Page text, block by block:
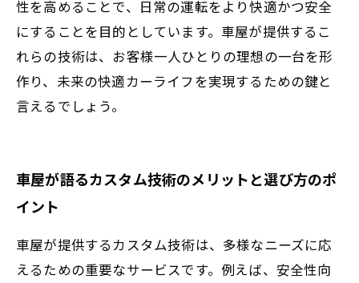
性を高めることで、日常の運転をより快適かつ安全
にすることを目的としています。車屋が提供するこ
れらの技術は、お客様一人ひとりの理想の一台を形
作り、未来の快適カーライフを実現するための鍵と
言えるでしょう。
車屋が語るカスタム技術のメリットと選び方のポ
イント
車屋が提供するカスタム技術は、多様なニーズに応
えるための重要なサービスです。例えば、安全性向